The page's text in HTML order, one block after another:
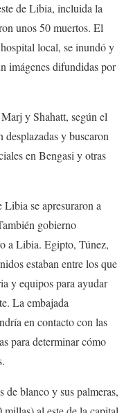
de Libia, incluida la
unos 50 muertos. El
local, se inundó y
imágenes difundidas por
y Shahatt, según el
y buscaron
en Bengasi y otras
Libia se apresuraron a
gobierno
a Libia. Egipto, Túnez,
estaban entre los que
y equipos para ayudar
La embajada
en contacto con las
para determinar cómo
de blanco y sus palmeras,